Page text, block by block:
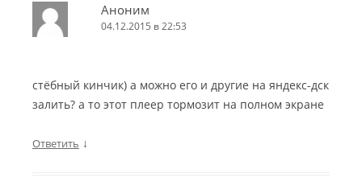
Аноним
04.12.2015 в 22:53
стёбный кинчик) а можно его и другие на яндекс-дск
залить? а то этот плеер тормозит на полном экране
Ответить ↓